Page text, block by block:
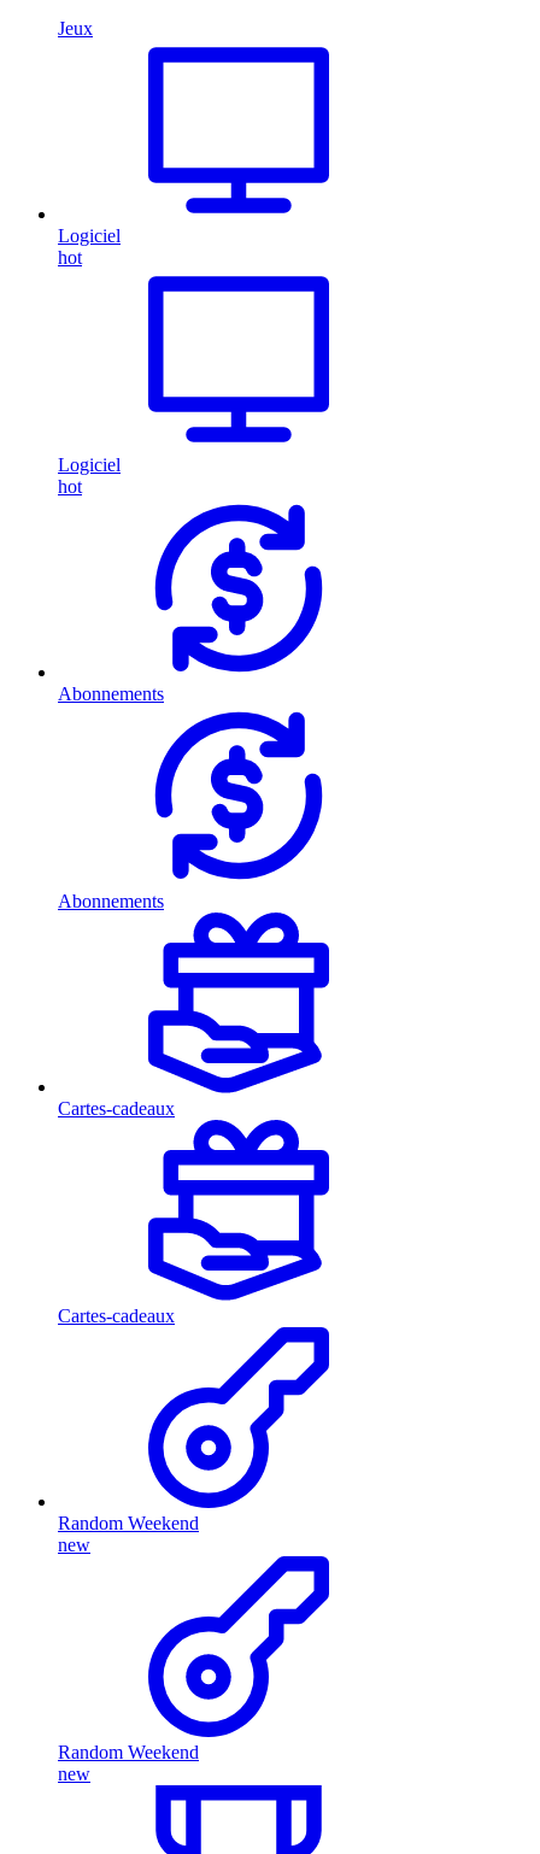
Jeux
Logiciel
hot
Logiciel
hot
Abonnements
Abonnements
Cartes-cadeaux
Cartes-cadeaux
Random Weekend
new
Random Weekend
new